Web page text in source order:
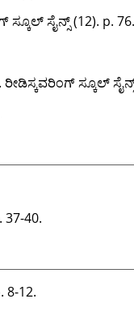
ಸೈನ್ಸ್‌ (12). p. 76.
ಸ್ಕೂಲ್‌
37-40.
8-12.